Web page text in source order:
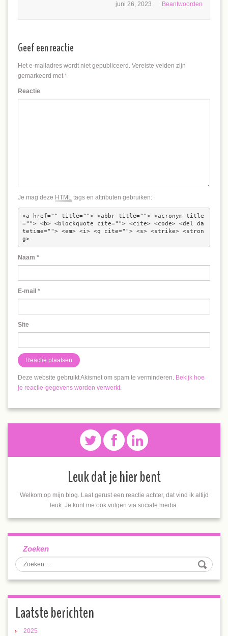
Beantwoorden
juni 26, 2023
Geef een reactie
Het e-mailadres wordt niet gepubliceerd. Vereiste velden zijn
gemarkeerd met*
Reactie
Je mag deze HTML tags en attributen gebruiken:
<a href="" title=""> <abbr title=""> <acronym title
=""> <b> <blockquote cite=""> <cite> <code> <del da
tetime=""> <em> <i> <q cite=""> <s> <strike> <stron
g>
Naam *
E-mail *
Site
Deze website gebruikt Akismet om spam te verminderen. Bekijk hoe
je reactie-gegevens worden verwerkt.
Leuk dat je hier bent
Welkom op mijn blog. Laat gerust een reactie achter, dat vind ik altijd
leuk. Je kunt me ook volgen via sociale media.
Zoeken
Laatste berichten
2025